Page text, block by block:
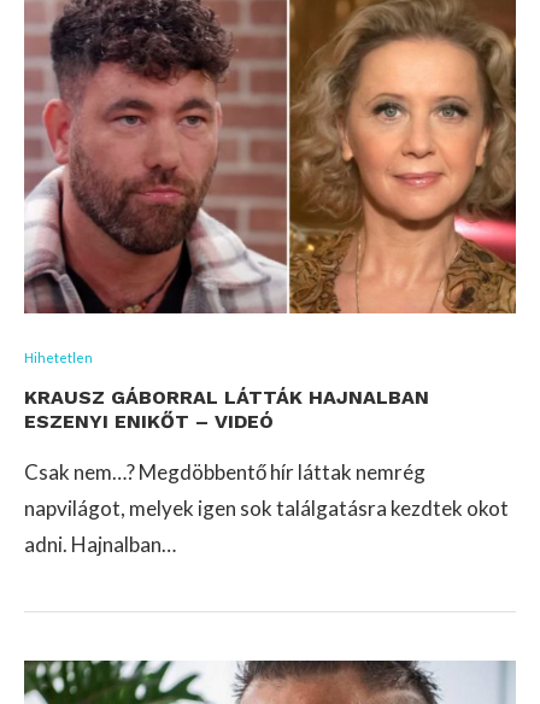
Hihetetlen
KRAUSZ GÁBORRAL LÁTTÁK HAJNALBAN
ESZENYI ENIKŐT – VIDEÓ
Csak nem…? Megdöbbentő hír láttak nemrég
napvilágot, melyek igen sok találgatásra kezdtek okot
adni. Hajnalban…